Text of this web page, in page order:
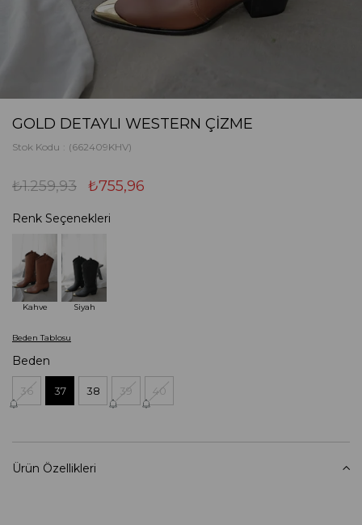
GOLD DETAYLI WESTERN ÇIZME
Stok Kodu (662409KHV)
₺1.259,93 ₺755,96
Renk Seçenekleri
Kahve Siyah
Beden Tablosu
Beden
36 37 38 39 40
Ürün Özellikleri